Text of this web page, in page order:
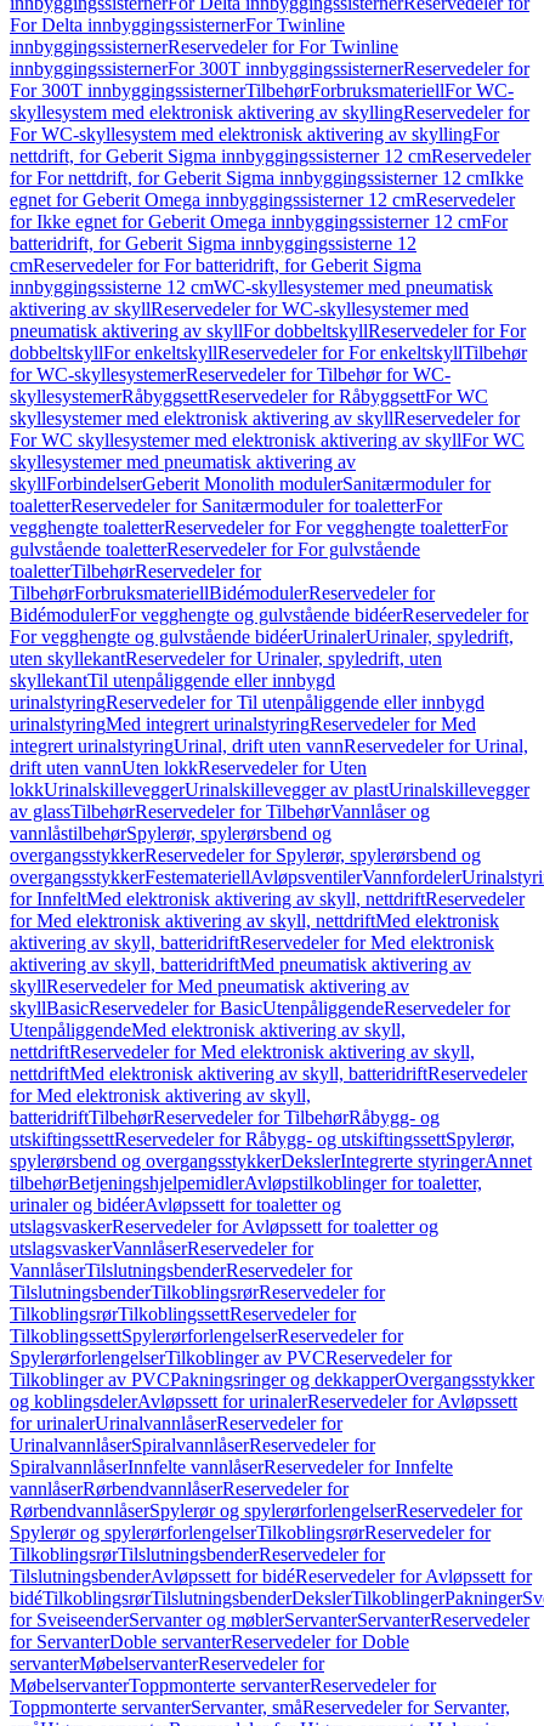
For Delta innbyggingssisternerFor Twinline
innbyggingssisternerReservedeler for For Twinline
innbyggingssisternerFor 300T innbyggingssisternerReservedeler for
For 300T innbyggingssisternerTilbehørForbruksmateriellFor WC-
skyllesystem med elektronisk aktivering av skyllingReservedeler for
For WC-skyllesystem med elektronisk aktivering av skyllingFor
nettdrift, for Geberit Sigma innbyggingssisterner 12 cmReservedeler
for For nettdrift, for Geberit Sigma innbyggingssisterner 12 cmIkke
egnet for Geberit Omega innbyggingssisterner 12 cmReservedeler
for Ikke egnet for Geberit Omega innbyggingssisterner 12 cmFor
batteridrift, for Geberit Sigma innbyggingssisterne 12
cmReservedeler for For batteridrift, for Geberit Sigma
innbyggingssisterne 12 cmWC-skyllesystemer med pneumatisk
aktivering av skyllReservedeler for WC-skyllesystemer med
pneumatisk aktivering av skyllFor dobbeltskyllReservedeler for For
dobbeltskyllFor enkeltskyllReservedeler for For enkeltskyllTilbehør
for WC-skyllesystemerReservedeler for Tilbehør for WC-
skyllesystemerRåbyggsettReservedeler for RåbyggsettFor WC
skyllesystemer med elektronisk aktivering av skyllReservedeler for
For WC skyllesystemer med elektronisk aktivering av skyllFor WC
skyllesystemer med pneumatisk aktivering av
skyllForbindelserGeberit Monolith modulerSanitærmoduler for
toaletterReservedeler for Sanitærmoduler for toaletterFor
vegghengte toaletterReservedeler for For vegghengte toaletterFor
gulvstående toaletterReservedeler for For gulvstående
toaletterTilbehørReservedeler for
TilbehørForbruksmateriellBidémodulerReservedeler for
BidémodulerFor vegghengte og gulvstående bidéerReservedeler for
For vegghengte og gulvstående bidéerUrinalerUrinaler, spyledrift,
uten skyllekantReservedeler for Urinaler, spyledrift, uten
skyllekantTil utenpåliggende eller innbygd
urinalstyringReservedeler for Til utenpåliggende eller innbygd
urinalstyringMed integrert urinalstyringReservedeler for Med
integrert urinalstyringUrinal, drift uten vannReservedeler for Urinal,
drift uten vannUten lokkReservedeler for Uten
lokkUrinalskilleveggerUrinalskillevegger av plastUrinalskillevegger
av glassTilbehørReservedeler for TilbehørVannlåser og
vannlåstilbehørSpylerør, spylerørsbend og
overgangsstykkerReservedeler for Spylerør, spylerørsbend og
overgangsstykkerFestemateriellAvløpsventilerVannfordeler
for InnfeltMed elektronisk aktivering av skyll, nettdriftReservedeler
for Med elektronisk aktivering av skyll, nettdriftMed elektronisk
aktivering av skyll, batteridriftReservedeler for Med elektronisk
aktivering av skyll, batteridriftMed pneumatisk aktivering av
skyllReservedeler for Med pneumatisk aktivering av
skyllBasicReservedeler for BasicUtenpåliggendeReservedeler for
UtenpåliggendeMed elektronisk aktivering av skyll,
nettdriftReservedeler for Med elektronisk aktivering av skyll,
nettdriftMed elektronisk aktivering av skyll, batteridriftReservedeler
for Med elektronisk aktivering av skyll,
batteridriftTilbehørReservedeler for TilbehørRåbygg- og
utskiftingssettReservedeler for Råbygg- og utskiftingssettSpylerør,
spylerørsbend og overgangsstykkerDekslerIntegrerte styringerAnnet
tilbehørBetjeningshjelpemidlerAvløpstilkoblinger for toaletter,
urinaler og bidéerAvløpssett for toaletter og
utslagsvaskerReservedeler for Avløpssett for toaletter og
utslagsvaskerVannlåserReservedeler for
VannlåserTilslutningsbenderReservedeler for
TilslutningsbenderTilkoblingsrørReservedeler for
TilkoblingsrørTilkoblingssettReservedeler for
TilkoblingssettSpylerørforlengelserReservedeler for
SpylerørforlengelserTilkoblinger av PVCReservedeler for
Tilkoblinger av PVCPakningsringer og dekkapperOvergangsstykker
og koblingsdelerAvløpssett for urinalerReservedeler for Avløpssett
for urinalerUrinalvannlåserReservedeler for
UrinalvannlåserSpiralvannlåserReservedeler for
SpiralvannlåserInnfelte vannlåserReservedeler for Innfelte
vannlåserRørbendvannlåserReservedeler for
RørbendvannlåserSpylerør og spylerørforlengelserReservedeler for
Spylerør og spylerørforlengelserTilkoblingsrørReservedeler for
TilkoblingsrørTilslutningsbenderReservedeler for
TilslutningsbenderAvløpssett for bidéReservedeler for Avløpssett for
bidéTilkoblingsrørTilslutningsbenderDekslerTilkoblingerPakninger
for SveiseenderServanter og møblerServanterServanterReservedeler
for ServanterDoble servanterReservedeler for Doble
servanterMøbelservanterReservedeler for
MøbelservanterToppmonterte servanterReservedeler for
Toppmonterte servanterServanter, småReservedeler for Servanter,